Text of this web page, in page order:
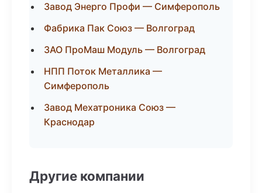
Завод Энерго Профи — Симферополь
Фабрика Пак Союз — Волгоград
ЗАО ПроМаш Модуль — Волгоград
НПП Поток Металлика —
Симферополь
Завод Мехатроника Союз —
Краснодар
Другие компании